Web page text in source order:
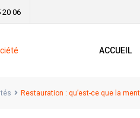
20 06
ACCUEIL
Restauration : qu’est-ce que la